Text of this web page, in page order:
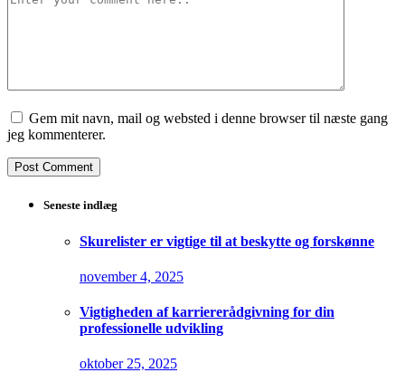
Gem mit navn, mail og websted i denne browser til næste gang
jeg kommenterer.
Seneste indlæg
Skurelister er vigtige til at beskytte og forskønne
november 4, 2025
Vigtigheden af karriererådgivning for din
professionelle udvikling
oktober 25, 2025